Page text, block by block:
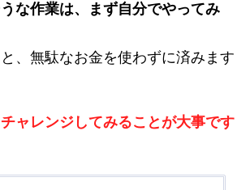
な作業は、まず自分でやってみ
、無駄なお金を使わずに済みます
ャレンジしてみることが大事です